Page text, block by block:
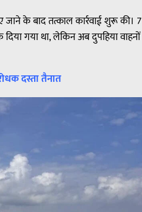
जाने के बाद तत्काल कार्रवाई शुरू की। 7
गया था, लेकिन अब दुपहिया वाहनों
दस्ता तैनात